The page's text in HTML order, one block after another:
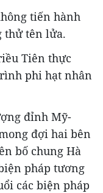
tiến hành
thử tên lửa.
Tiên thực
phi hạt nhân
đỉnh Mỹ-
đợi hai bên
bố chung Hà
pháp tương
các biện pháp